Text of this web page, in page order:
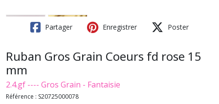
Partager Enregistrer Poster
Ruban Gros Grain Coeurs fd rose 15
mm
2.4.gf ---- Gros Grain - Fantaisie
Référence : S20725000078